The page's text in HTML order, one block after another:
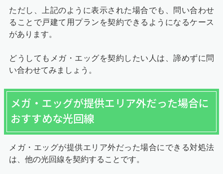
ただし、上記のように表示された場合でも、問い合わせ
ることで戸建て用プランを契約できるようになるケース
があります。
どうしてもメガ・エッグを契約したい人は、諦めずに問
い合わせてみましょう。
メガ・エッグが提供エリア外だった場合に
おすすめな光回線
メガ・エッグが提供エリア外だった場合にできる対処法
は、他の光回線を契約することです。